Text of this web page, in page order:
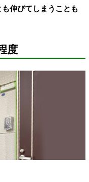
伸びてしまうことも
度